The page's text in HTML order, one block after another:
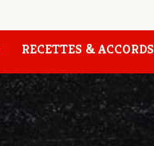
RECETTES & ACCORDS